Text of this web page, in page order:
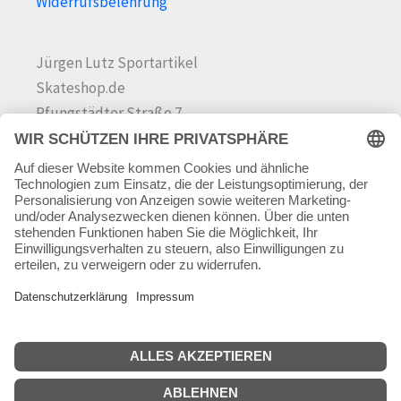
Jürgen Lutz Sportartikel
Skateshop.de
Pfungstädter Straße 7
64342 Seeheim-Jugenheim
Tel.06257 868181
Mail:info@skateshop.de
Warenkorb
Mein Konto